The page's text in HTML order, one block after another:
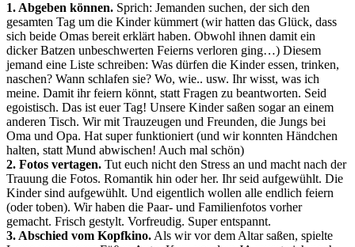
1. Abgeben können. Sprich: Jemanden suchen, der sich den
gesamten Tag um die Kinder kümmert (wir hatten das Glück, dass
sich beide Omas bereit erklärt haben. Obwohl ihnen damit ein
dicker Batzen unbeschwerten Feierns verloren ging…) Diesem
jemand eine Liste schreiben: Was dürfen die Kinder essen, trinken,
naschen? Wann schlafen sie? Wo, wie.. usw. Ihr wisst, was ich
meine. Damit ihr feiern könnt, statt Fragen zu beantworten. Seid
egoistisch. Das ist euer Tag! Unsere Kinder saßen sogar an einem
anderen Tisch. Wir mit Trauzeugen und Freunden, die Jungs bei
Oma und Opa. Hat super funktioniert (und wir konnten Händchen
halten, statt Mund abwischen! Auch mal schön)
2. Fotos vertagen. Tut euch nicht den Stress an und macht nach der
Trauung die Fotos. Romantik hin oder her. Ihr seid aufgewühlt. Die
Kinder sind aufgewühlt. Und eigentlich wollen alle endlich feiern
(oder toben). Wir haben die Paar- und Familienfotos vorher
gemacht. Frisch gestylt. Vorfreudig. Super entspannt.
3. Abschied vom Kopfkino.Als wir vor dem Altar saßen, spielte